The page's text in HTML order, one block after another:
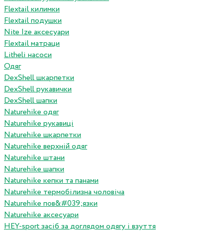
Flextail килимки
Flextail подушки
Nite Ize аксесуари
Flextail матраци
Litheli насоси
Одяг
DexShell шкарпетки
DexShell рукавички
DexShell шапки
Naturehike одяг
Naturehike рукавиці
Naturehike шкарпетки
Naturehike верхній одяг
Naturehike штани
Naturehike шапки
Naturehike кепки та панами
Naturehike термобілизна чоловіча
Naturehike пов&#039;язки
Naturehike аксесуари
HEY-sport засіб за доглядом одягу і взуття